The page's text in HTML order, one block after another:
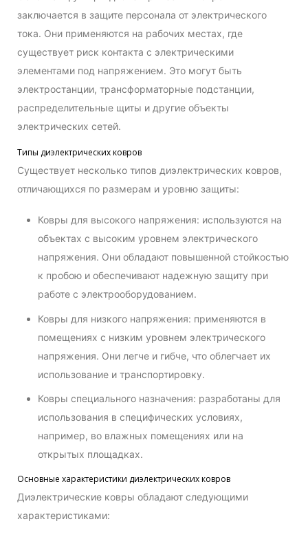
заключается в защите персонала от электрического
тока. Они применяются на рабочих местах, где
существует риск контакта с электрическими
элементами под напряжением. Это могут быть
электростанции, трансформаторные подстанции,
распределительные щиты и другие объекты
электрических сетей.
Типы диэлектрических ковров
Существует несколько типов диэлектрических ковров,
отличающихся по размерам и уровню защиты:
Ковры для высокого напряжения: используются на
объектах с высоким уровнем электрического
напряжения. Они обладают повышенной стойкостью
к пробою и обеспечивают надежную защиту при
работе с электрооборудованием.
Ковры для низкого напряжения: применяются в
помещениях с низким уровнем электрического
напряжения. Они легче и гибче, что облегчает их
использование и транспортировку.
Ковры специального назначения: разработаны для
использования в специфических условиях,
например, во влажных помещениях или на
открытых площадках.
Основные характеристики диэлектрических ковров
Диэлектрические ковры обладают следующими
характеристиками: